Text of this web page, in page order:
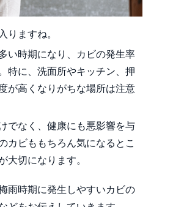
りますね。
い時期になり、カビの発生率
特に、洗面所やキッチン、押
が高くなりがちな場所は注意
でなく、健康にも悪影響を与
カビももちろん気になるとこ
大切になります。
雨時期に発生しやすいカビの